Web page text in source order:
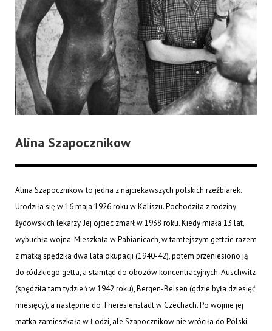
Alina Szapocznikow
Alina Szapocznikow to jedna z najciekawszych polskich rzeźbiarek.
Urodziła się w 16 maja 1926 roku w Kaliszu. Pochodziła z rodziny
żydowskich lekarzy. Jej ojciec zmarł w 1938 roku. Kiedy miała 13 lat,
wybuchła wojna. Mieszkała w Pabianicach, w tamtejszym gettcie razem
z matką spędziła dwa lata okupacji (1940-42), potem przeniesiono ją
do łódzkiego getta, a stamtąd do obozów koncentracyjnych: Auschwitz
(spędziła tam tydzień w 1942 roku), Bergen-Belsen (gdzie była dziesięć
miesięcy), a następnie do Theresienstadt w Czechach. Po wojnie jej
matka zamieszkała w Łodzi, ale Szapocznikow nie wróciła do Polski